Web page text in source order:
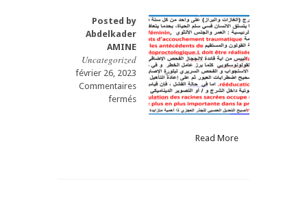
Posted by
Abdelkader
AMINE
Uncategorized
février 26, 2023
Commentaires
ferméssur
Read More